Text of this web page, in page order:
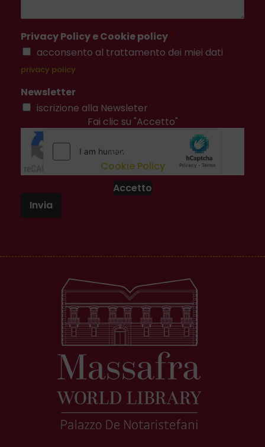
Privacy Policy e Cookie policy *
acconsento al trattamento dei miei dati
privacy policy
Newsletter
iscrizione alla Newsleter
Fai clic su "Accetto"
recaptcha
Cookie Policy
Accetto
Invia